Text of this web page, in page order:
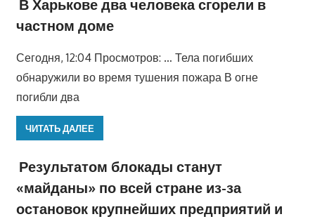
В Харькове два человека сгорели в
частном доме
Сегодня, 12:04 Просмотров: … Тела погибших
обнаружили во время тушения пожара В огне
погибли два
ЧИТАТЬ ДАЛЕЕ
Результатом блокады станут
«майданы» по всей стране из-за
остановок крупнейших предприятий и